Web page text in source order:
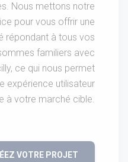
Nous mettons notre
pour vous offrir une
répondant à tous vos
familiers avec
ce qui nous permet
expérience utilisateur
à votre marché cible.
VOTRE PROJET